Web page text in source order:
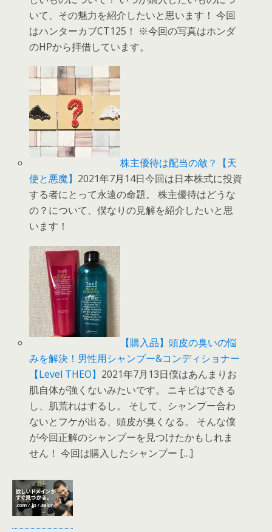
いて、その魅力を紹介したいと思います！ 今回
はハンターカブCT125！ ※今回の写真はホンダ
のHPから拝借しています。
株主優待は配当の敵？【天
使と悪魔】 2021年7月14日今回は日本株式に投資
する者にとって永遠の命題。 株主優待はどうな
の？について、僕なりの見解を紹介したいと思
います！
【購入品】頭皮の臭いの悩
みを解決！男性用シャンプー&コンディショナー
【Level THEO】 2021年7月13日僕はあんまりお
肌自体が強くないみたいです。 ニキビはできる
し、肌荒れはするし。 そして、シャンプー合わ
ないとフケが出る、頭皮が臭くなる。 そんな僕
が今回正解のシャンプーを見つけたかもしれま
せん！ 今回は購入したシャンプー […]